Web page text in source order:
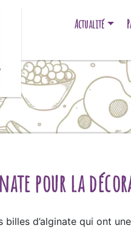
Actualité
pour la
billes d’alginate qui ont